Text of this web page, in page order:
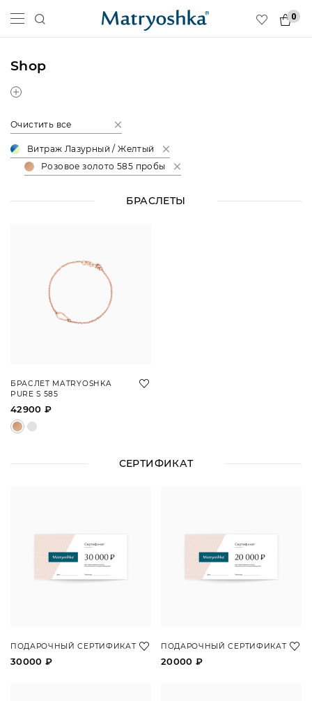
0
Shop
Очистить все
Витраж Лазурный / Желтый
Розовое золото 585 пробы
БРАСЛЕТЫ
БРАСЛЕТ MATRYOSHKA
PURE S 585
42900 ₽
СЕРТИФИКАТ
ПОДАРОЧНЫЙ СЕРТИФИКАТ
30000 ₽
ПОДАРОЧНЫЙ СЕРТИФИКАТ
20000 ₽